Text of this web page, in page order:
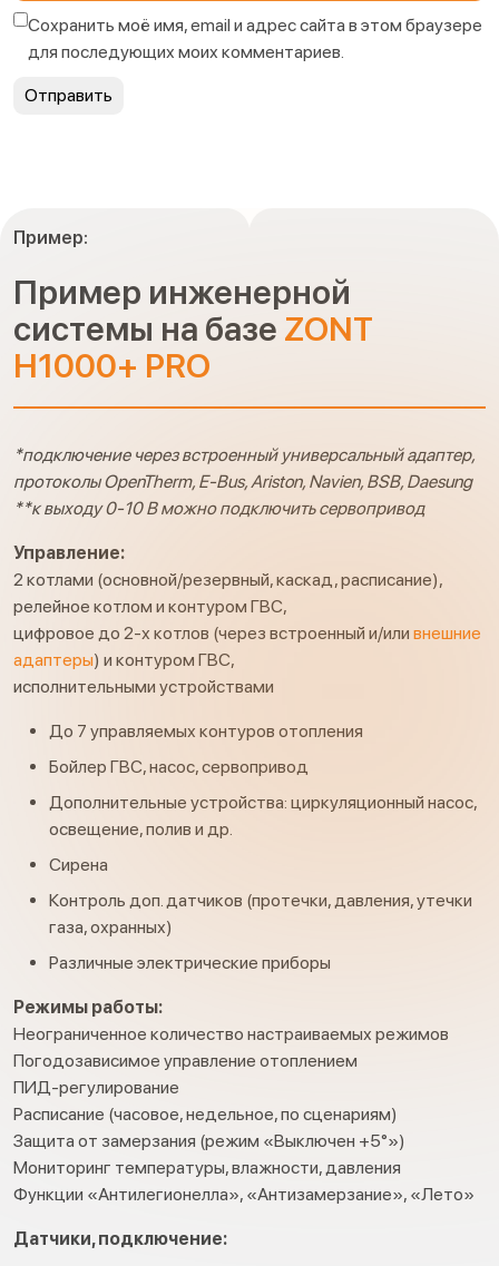
Сохранить моё имя, email и адрес сайта в этом браузере
для последующих моих комментариев.
Пример:
Пример инженерной
системы на базе ZONT
H1000+ PRO
*подключение через встроенный универсальный адаптер,
протоколы OpenTherm, E-Bus, Ariston, Navien, BSB, Daesung
**к выходу 0-10 В можно подключить сервопривод
Управление:
2 котлами (основной/резервный, каскад, расписание),
релейное котлом и контуром ГВС,
цифровое до 2-х котлов (через встроенный и/или внешние
адаптеры) и контуром ГВС,
исполнительными устройствами
До 7 управляемых контуров отопления
Бойлер ГВС, насос, сервопривод
Дополнительные устройства: циркуляционный насос,
освещение, полив и др.
Сирена
Контроль доп. датчиков (протечки, давления, утечки
газа, охранных)
Различные электрические приборы
Режимы работы:
Неограниченное количество настраиваемых режимов
Погодозависимое управление отоплением
ПИД-регулирование
Расписание (часовое, недельное, по сценариям)
Защита от замерзания (режим «Выключен +5°»)
Мониторинг температуры, влажности, давления
Функции «Антилегионелла», «Антизамерзание», «Лето»
Датчики, подключение: